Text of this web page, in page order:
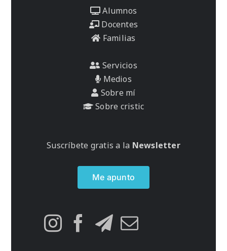
Alumnos
Docentes
Familias
Servicios
Medios
Sobre mí
Sobre cristic
Suscríbete gratis a la Newsletter
Me apunto